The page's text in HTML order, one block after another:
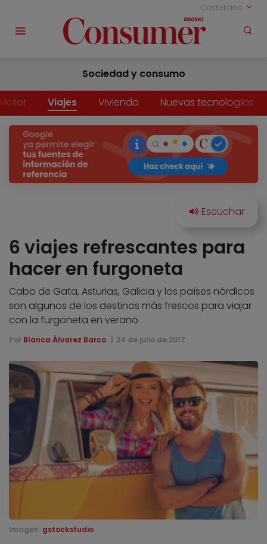
Castellano
Sociedad y consumo
Viajes Vivienda Nuevas tecnologías
6 viajes refrescantes para
hacer en furgoneta
Cabo de Gata, Asturias, Galicia y los países nórdicos
son algunos de los destinos más frescos para viajar
con la furgoneta en verano
Por Blanca Álvarez Barco 24 de julio de 2017
Imagen: gstockstudio